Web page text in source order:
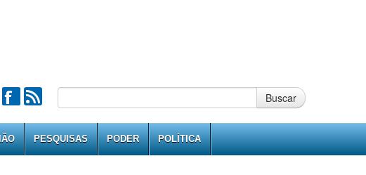
Buscar
PESQUISAS PODER POLÍTICA